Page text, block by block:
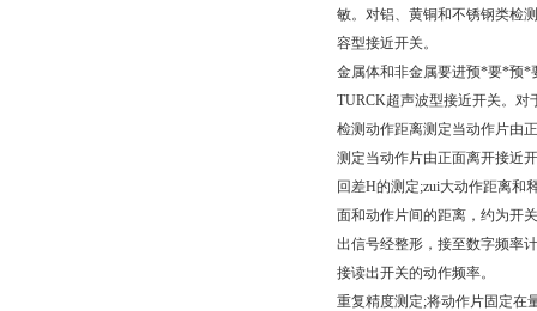
敏。对铝、黄铜和不锈钢类检
容型接近开关。
金属体和非金属要进预*要*预*
TURCK超声波型接近开关。对
检测动作距离测定当动作片由
测定当动作片由正面离开接近
回差H的测定;zui大动作距离和
面和动作片间的距离，约为开
出信号经整形，接至数字频率
接读出开关的动作频率。
重复精度测定;将动作片固定在